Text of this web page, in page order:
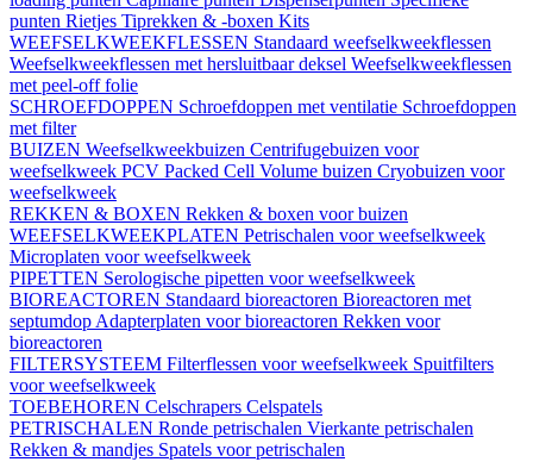
punten Rietjes Tiprekken & -boxen Kits
WEEFSELKWEEKFLESSEN Standaard weefselkweekflessen
Weefselkweekflessen met hersluitbaar deksel Weefselkweekflessen
met peel-off folie
SCHROEFDOPPEN Schroefdoppen met ventilatie Schroefdoppen
met filter
BUIZEN Weefselkweekbuizen Centrifugebuizen voor
weefselkweek PCV Packed Cell Volume buizen Cryobuizen voor
weefselkweek
REKKEN & BOXEN Rekken & boxen voor buizen
WEEFSELKWEEKPLATEN Petrischalen voor weefselkweek
Microplaten voor weefselkweek
PIPETTEN Serologische pipetten voor weefselkweek
BIOREACTOREN Standaard bioreactoren Bioreactoren met
septumdop Adapterplaten voor bioreactoren Rekken voor
bioreactoren
FILTERSYSTEEM Filterflessen voor weefselkweek Spuitfilters
voor weefselkweek
TOEBEHOREN Celschrapers Celspatels
PETRISCHALEN Ronde petrischalen Vierkante petrischalen
Rekken & mandjes Spatels voor petrischalen